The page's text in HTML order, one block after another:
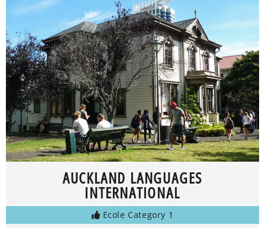
AUCKLAND LANGUAGES
INTERNATIONAL
Ecole Category 1